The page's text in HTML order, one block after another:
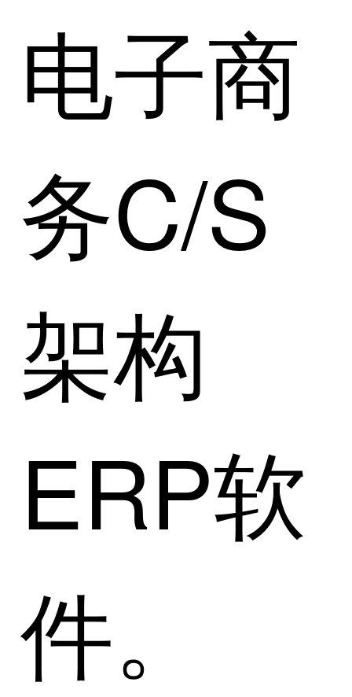
电子商
务C/S
架构
ERP软
件。